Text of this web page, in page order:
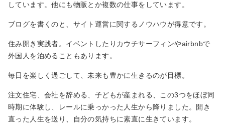
しています。他にも物販とか複数の仕事をしています。
ブログを書くのと、サイト運営に関するノウハウが得意です。
住み開き実践者。イベントしたりカウチサーフィンやairbnbで
外国人を泊めることもあります。
毎日を楽しく過ごして、未来も豊かに生きるのが目標。
注文住宅、会社を辞める、子どもが産まれる、この3つをほぼ同
時期に体験し、レールに乗っかった人生から降りました。開き
直った人生を送り、自分の気持ちに素直に生きています。